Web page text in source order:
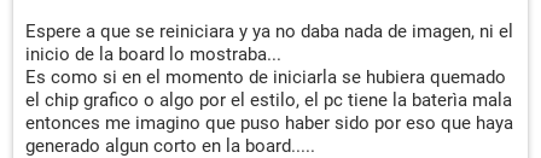
Espere a que se reiniciara y ya no daba nada de imagen, ni el
inicio de la board lo mostraba...
Es como si en el momento de iniciarla se hubiera quemado
el chip grafico o algo por el estilo, el pc tiene la baterìa mala
entonces me imagino que puso haber sido por eso que haya
generado algun corto en la board.....